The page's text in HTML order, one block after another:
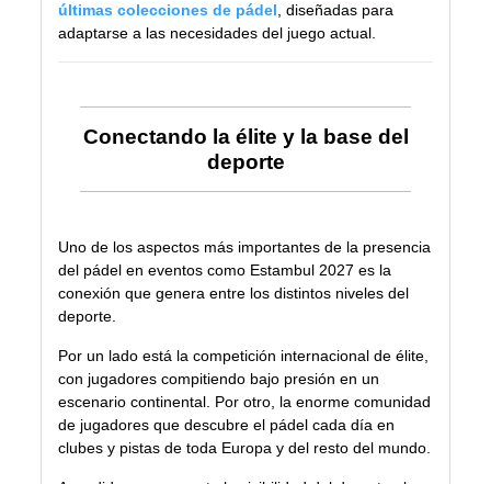
últimas colecciones de pádel, diseñadas para
adaptarse a las necesidades del juego actual.
Conectando la élite y la base del
deporte
Uno de los aspectos más importantes de la presencia
del pádel en eventos como Estambul 2027 es la
conexión que genera entre los distintos niveles del
deporte.
Por un lado está la competición internacional de élite,
con jugadores compitiendo bajo presión en un
escenario continental. Por otro, la enorme comunidad
de jugadores que descubre el pádel cada día en
clubes y pistas de toda Europa y del resto del mundo.